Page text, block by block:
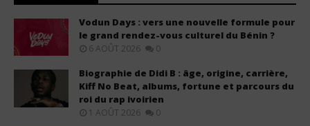
Vodun Days : vers une nouvelle formule pour
le grand rendez-vous culturel du Bénin ?
6 AOÛT 2026 0
Biographie de Didi B : âge, origine, carrière,
Kiff No Beat, albums, fortune et parcours du
roi du rap ivoirien
1 AOÛT 2026 0